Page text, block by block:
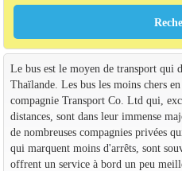
Le bus est le moyen de transport qui
Thaïlande. Les bus les moins chers
compagnie Transport Co. Ltd qui,
distances, sont dans leur immense
de nombreuses compagnies privées
qui marquent moins d'arrêts, sont
offrent un service à bord un peu